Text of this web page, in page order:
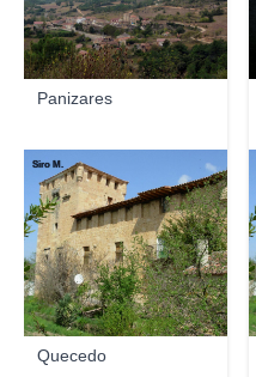
Panizares
Quecedo
Siro M.